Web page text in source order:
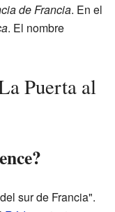
de Francia. En el
. El nombre
Puerta al
sur de Francia".